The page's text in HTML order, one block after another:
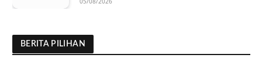
BERITA PILIHAN